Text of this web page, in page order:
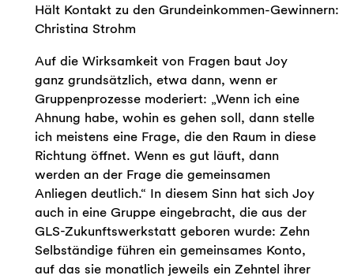
Hält Kontakt zu den Grundeinkommen-Gewinnern:
Christina Strohm
Auf die Wirksamkeit von Fragen baut Joy
ganz grundsätzlich, etwa dann, wenn er
Gruppenprozesse moderiert: „Wenn ich eine
Ahnung habe, wohin es gehen soll, dann stelle
ich meistens eine Frage, die den Raum in diese
Richtung öffnet. Wenn es gut läuft, dann
werden an der Frage die gemeinsamen
Anliegen deutlich.“ In diesem Sinn hat sich Joy
auch in eine Gruppe eingebracht, die aus der
GLS-Zukunftswerkstatt geboren wurde: Zehn
Selbständige führen ein gemeinsames Konto,
auf das sie monatlich jeweils ein Zehntel ihrer